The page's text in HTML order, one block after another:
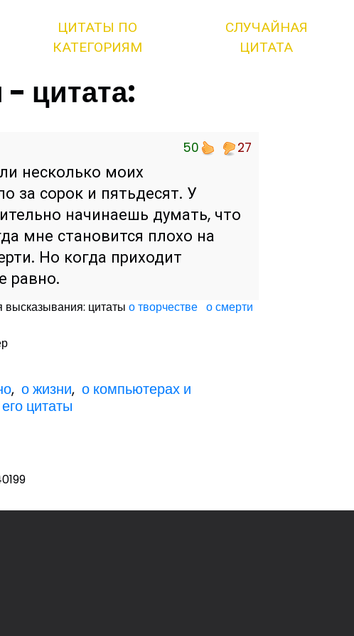
ЦИТАТЫ ПО
КАТЕГОРИЯМ
СЛУЧАЙНАЯ
ЦИТАТА
цитата:
50 27
несколько моих
за сорок и пятьдесят. У
начинаешь думать, что
мне становится плохо на
Но когда приходит
равно.
высказывания: цитаты о творчестве о смерти
,о жизни,о компьютерах и
цитаты